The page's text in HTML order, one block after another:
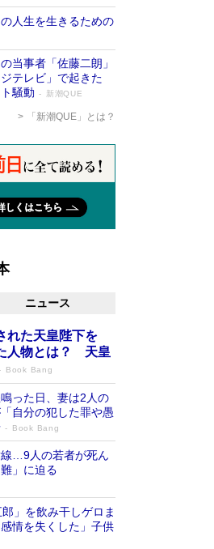
人生を生きるための
当事者「佐藤二朗」
テレビ」で起きた
騒動
新潮QUE
「新潮QUE」とは？
ニュース
れた天皇陛下を
人物とは？ 天皇
Book Bang
った日、妻は2人の
自分の犯した罪や愚
Book Bang
…9人の若者が死ん
」に迫る
」を飲み干しゲロま
情を失くした」子供